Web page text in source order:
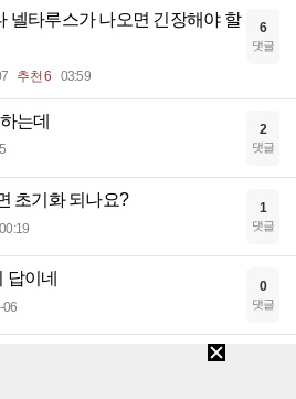
넬타루스가 나오면 긴장해야 할
추천 6 03:59
6
댓글
는데 2
댓글
초기화 되나요?
00:19
1
댓글
답이네
06
0
댓글
따로 노는데 통일시키는법 있나